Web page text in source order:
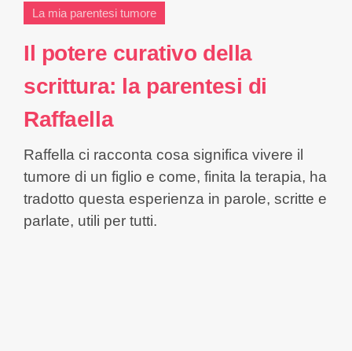
La mia parentesi tumore
Il potere curativo della
scrittura: la parentesi di
Raffaella
Raffella ci racconta cosa significa vivere il
tumore di un figlio e come, finita la terapia, ha
tradotto questa esperienza in parole, scritte e
parlate, utili per tutti.